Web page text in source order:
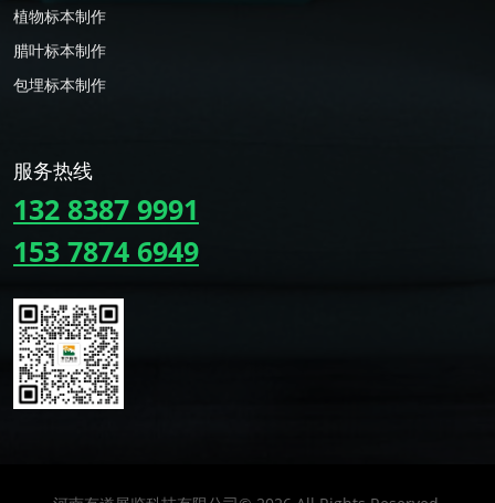
植物标本制作
腊叶标本制作
包埋标本制作
服务热线
132 8387 9991
153 7874 6949